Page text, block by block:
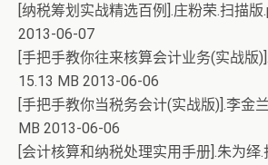
[纳税筹划实战精选百例].庄粉荣.扫描
2013-06-07
[手把手教你往来核算会计业务(实战版
15.13 MB 2013-06-06
[手把手教你当税务会计(实战版)].李金
MB 2013-06-06
[会计核算和纳税处理实用手册].朱为绎